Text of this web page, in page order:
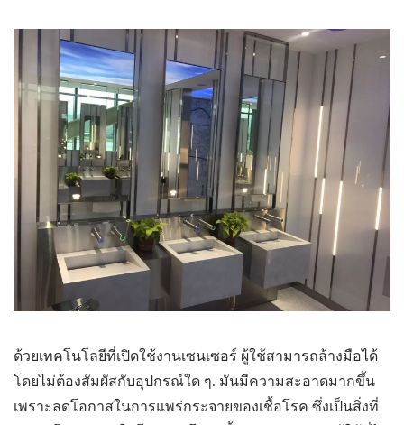
ด้วยเทคโนโลยีที่เปิดใช้งานเซนเซอร์ ผู้ใช้สามารถล้างมือได้
โดยไม่ต้องสัมผัสกับอุปกรณ์ใด ๆ. มันมีความสะอาดมากขึ้น
เพราะลดโอกาสในการแพร่กระจายของเชื้อโรค ซึ่งเป็นสิ่งที่